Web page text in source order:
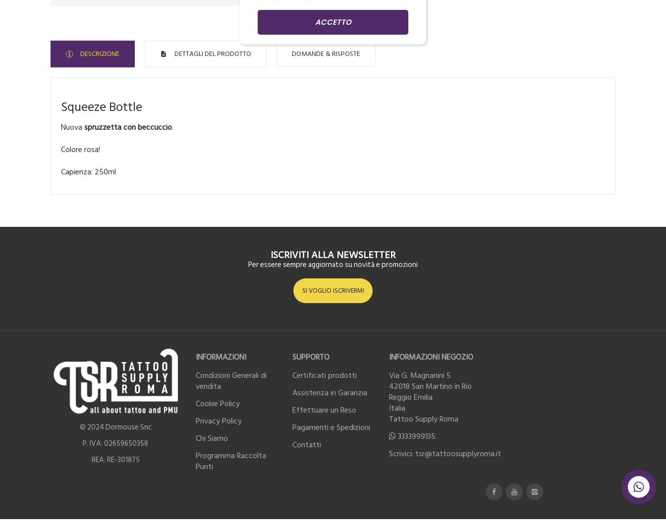
DESCRIZIONE DETTAGLI DEL PRODOTTO DOMANDE & RISPOSTE
Squeeze Bottle
Nuovaspruzzetta con beccuccio.
Colore rosa!
Capienza: 250ml
ISCRIVITI ALLA NEWSLETTER
Per essere sempre aggiornato su novità e promozioni
SI VOGLIO ISCRIVERMI
© 2024 Dormouse Snc
P. IVA: 02659650358
REA: RE-301875
INFORMAZIONI
Condizioni Generali di
vendita
Cookie Policy
Privacy Policy
Chi Siamo
Programma Raccolta
Punti
SUPPORTO
Certificati prodotti
Assistenza in Garanzia
Effettuare un Reso
Pagamenti e Spedizioni
Contatti
INFORMAZIONI NEGOZIO
Via G. Magnanini 5
42018 San Martino in Rio
Reggio Emilia
Italia
Tattoo Supply Roma
3333999135
Scrivici: tsr@tattoosupplyroma.it
ACCETTO